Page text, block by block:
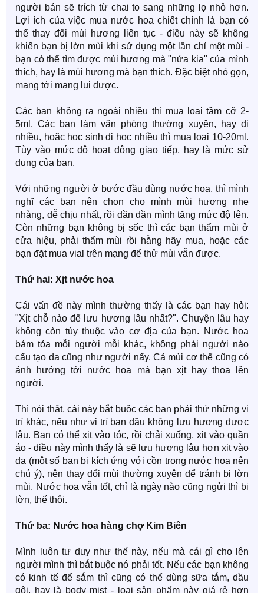
người bán sẽ trích từ chai to sang những lọ nhỏ hơn.
Lợi ích của việc mua nước hoa chiết chính là bạn có
thể thay đổi mùi hương liên tục - điều này sẽ không
khiến bạn bị lờn mùi khi sử dụng một lần chỉ một mùi -
bạn có thể tìm được mùi hương mà "nửa kia" của mình
thích, hay là mùi hương mà bạn thích. Đặc biệt nhỏ gọn,
mang tới mang lui được.
Các bạn không ra ngoài nhiều thì mua loại tầm cỡ 2-
5ml. Các bạn làm văn phòng thường xuyên, hay đi
nhiều, hoặc học sinh đi học nhiều thì mua loại 10-20ml.
Tùy vào mức độ hoạt động giao tiếp, hay là mức sử
dụng của bạn.
Với những người ở bước đầu dùng nước hoa, thì mình
nghĩ các bạn nên chọn cho mình mùi hương nhẹ
nhàng, dễ chịu nhất, rồi dần dần mình tăng mức độ lên.
Còn những bạn không bị sốc thì các bạn thẩm mùi ở
cửa hiệu, phải thẩm mùi rồi hẵng hãy mua, hoặc các
bạn đặt mua vial trên mạng để thử mùi vẫn được.
Thứ hai: Xịt nước hoa
Cái vấn đề này mình thường thấy là các bạn hay hỏi:
"Xịt chỗ nào để lưu hương lâu nhất?". Chuyện lâu hay
không còn tùy thuộc vào cơ địa của bạn. Nước hoa
bám tỏa mỗi người mỗi khác, không phải người nào
cấu tạo da cũng như người nấy. Cả mùi cơ thể cũng có
ảnh hưởng tới nước hoa mà bạn xịt hay thoa lên
người.
Thì nói thật, cái này bắt buộc các bạn phải thử những vị
trí khác, nếu như vị trí ban đầu không lưu hương được
lâu. Bạn có thể xịt vào tóc, rồi chải xuống, xịt vào quần
áo - điều này mình thấy là sẽ lưu hương lâu hơn xịt vào
da (một số bạn bị kích ứng với cồn trong nước hoa nên
chú ý), nên thay đổi mùi thường xuyên để tránh bị lờn
mùi. Nước hoa vẫn tốt, chỉ là ngày nào cũng ngửi thì bị
lờn, thế thôi.
Thứ ba: Nước hoa hàng chợ Kim Biên
Mình luôn tư duy như thế này, nếu mà cái gì cho lên
người mình thì bắt buộc nó phải tốt. Nếu các bạn không
có kinh tế để sắm thì cũng có thể dùng sữa tắm, dầu
gội, hay là body mist - loại sản phẩm này giá rẻ hơn